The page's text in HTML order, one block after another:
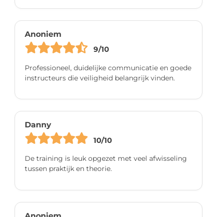
Anoniem
9/10
Professioneel, duidelijke communicatie en goede
instructeurs die veiligheid belangrijk vinden.
Danny
10/10
De training is leuk opgezet met veel afwisseling
tussen praktijk en theorie.